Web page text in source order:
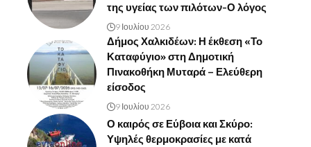
της υγείας των πιλότων-Ο λόγος
9 Ιουλίου 2026
Δήμος Χαλκιδέων: Η έκθεση «Το
Καταφύγιο» στη Δημοτική
Πινακοθήκη Μυταρά – Ελεύθερη
είσοδος
9 Ιουλίου 2026
Ο καιρός σε Εύβοια και Σκύρο:
Υψηλές θερμοκρασίες με κατά